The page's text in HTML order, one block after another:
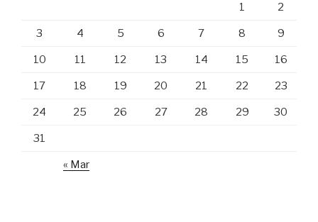
1 2
3 4 5 6 7 8 9
10 11 12 13 14 15 16
17 18 19 20 21 22 23
24 25 26 27 28 29 30
31
« Mar